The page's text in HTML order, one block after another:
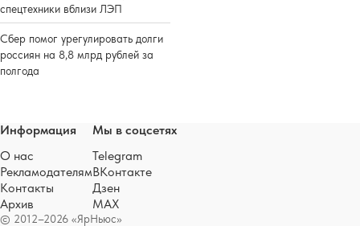
спецтехники вблизи ЛЭП
Сбер помог урегулировать долги
россиян на 8,8 млрд рублей за
полгода
© 2012–2026 «ЯрНьюс»
Информация
О нас
Рекламодателям
Контакты
Архив
Мы в соцсетях
Telegram
ВКонтакте
Дзен
MAX